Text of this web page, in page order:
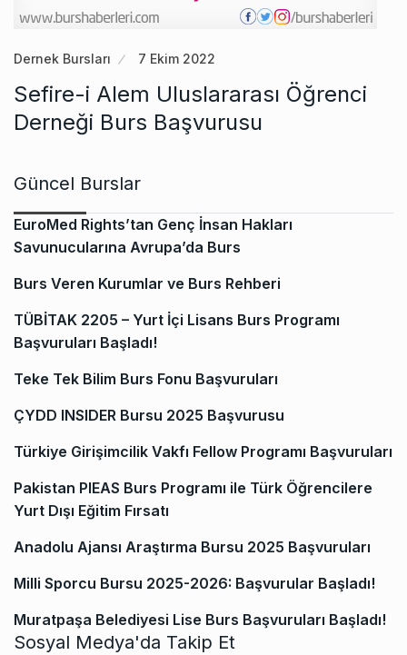
Dernek Bursları 7 Ekim 2022
Sefire-i Alem Uluslararası Öğrenci
Derneği Burs Başvurusu
Güncel Burslar
EuroMed Rights’tan Genç İnsan Hakları
Savunucularına Avrupa’da Burs
Burs Veren Kurumlar ve Burs Rehberi
TÜBİTAK 2205 – Yurt İçi Lisans Burs Programı
Başvuruları Başladı!
Teke Tek Bilim Burs Fonu Başvuruları
ÇYDD INSIDER Bursu 2025 Başvurusu
Türkiye Girişimcilik Vakfı Fellow Programı Başvuruları
Pakistan PIEAS Burs Programı ile Türk Öğrencilere
Yurt Dışı Eğitim Fırsatı
Anadolu Ajansı Araştırma Bursu 2025 Başvuruları
Milli Sporcu Bursu 2025-2026: Başvurular Başladı!
Muratpaşa Belediyesi Lise Burs Başvuruları Başladı!
Sosyal Medya'da Takip Et